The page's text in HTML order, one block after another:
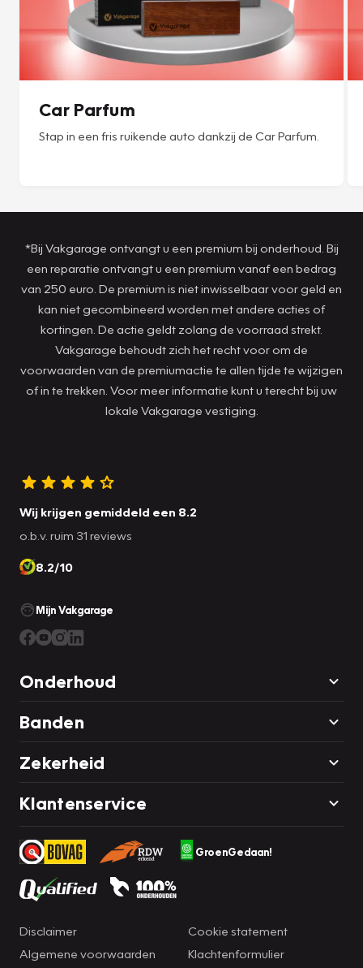
Car Parfum
Stap in een fris ruikende auto dankzij de Car Parfum.
*Bij Vakgarage ontvangt u een premium bij onderhoud. Bij
een reparatie ontvangt u een premium vanaf een bedrag
van 250 euro. De premium is niet inwisselbaar voor geld en
kan niet gecombineerd worden met andere acties of
kortingen. De actie geldt zolang de voorraad strekt.
Vakgarage behoudt zich het recht voor om de
voorwaarden van de premiumactie te allen tijde te wijzigen
of in te trekken. Voor meer informatie kunt u terecht bij uw
lokale Vakgarage vestiging.
Wij krijgen gemiddeld een 8.2
o.b.v. ruim 31 reviews
8.2/10
Mijn Vakgarage
Onderhoud
Banden
Zekerheid
Klantenservice
GroenGedaan!
Disclaimer
Algemene voorwaarden
Cookie statement
Klachtenformulier